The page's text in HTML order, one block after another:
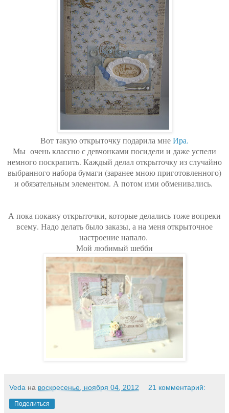
Вот такую открыточку подарила мнеИра.
Мы очень классно с девчонками посидели и даже успели
немного поскрапить. Каждый делал открыточку из случайно
выбранного набора бумаги (заранее мною приготовленного)
и обязательным элементом. А потом ими обменивались.
А пока покажу открыточки, которые делались тоже вопреки
всему. Надо делать было заказы, а на меня открыточное
настроение напало.
Мой любимый шебби
Veda на воскресенье, ноября 04, 2012 21 комментарий:
Поделиться